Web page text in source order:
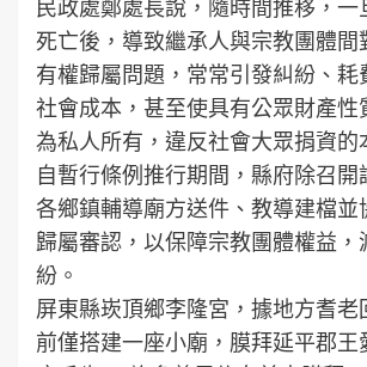
民政處鄭處長說，隨時間推移，一
死亡後，導致繼承人與宗教團體間
有權歸屬問題，常常引發糾紛、耗
社會成本，甚至使具有公眾財產性
為私人所有，違反社會大眾捐資的
自暫行條例推行期間，縣府除召開
各鄉鎮輔導廟方送件、教導建檔並
歸屬審認，以保障宗教團體權益，
紛。
屏東縣崁頂鄉李隆宮，據地方耆老
前僅搭建一座小廟，膜拜延平郡王